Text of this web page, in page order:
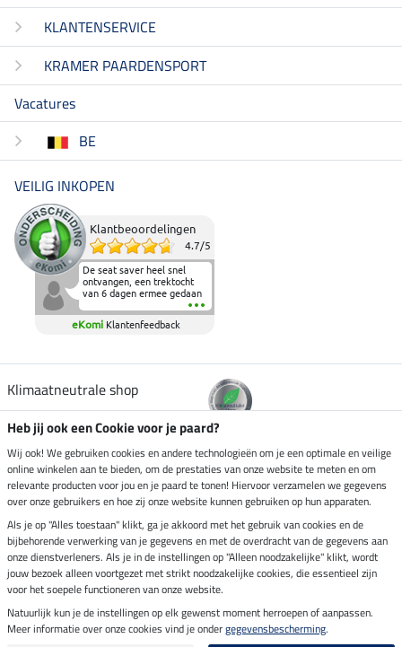
KLANTENSERVICE
KRAMER PAARDENSPORT
Vacatures
BE
VEILIG INKOPEN
Klantbeoordelingen
4.7/5
De seat saver heel snel
ontvangen, een trektocht
van 6 dagen ermee gedaan
en deze heeft de beproeving
fantastisch doorstaan.
Heerlijk zacht om op te
elkaar in het zadel.
eKomi Klantenfeedback
Klimaatneutrale shop
Verzending per
Veilig betalen met
Impressum
Laatste update op 08.08.2026 om 03:00 uur
Heb jij ook een Cookie voor je paard?
Wij ook! We gebruiken cookies en andere technologieën om je een optimale en veilige
online winkelen aan te bieden, om de prestaties van onze website te meten en om
relevante producten voor jou en je paard te tonen! Hiervoor verzamelen we gegevens
over onze gebruikers en hoe zij onze website kunnen gebruiken op hun apparaten.
Als je op "Alles toestaan" klikt, ga je akkoord met het gebruik van cookies en de
bijbehorende verwerking van je gegevens en met de overdracht van de gegevens aan
onze dienstverleners. Als je in de instellingen op "Alleen noodzakelijke" klikt, wordt
jouw bezoek alleen voortgezet met strikt noodzakelijke cookies, die essentieel zijn
voor het soepele functioneren van onze website.
Natuurlijk kun je de instellingen op elk gewenst moment herroepen of aanpassen.
Meer informatie over onze cookies vind je ondergegevensbescherming.